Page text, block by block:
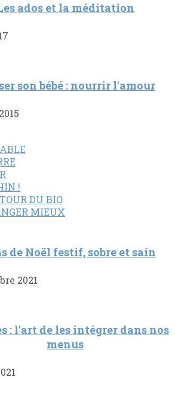
ados et la méditation
son bébé : nourrir l'amour
!
DU BIO
MIEUX
de Noël festif, sobre et sain
2021
: l'art de les intégrer dans nos
menus